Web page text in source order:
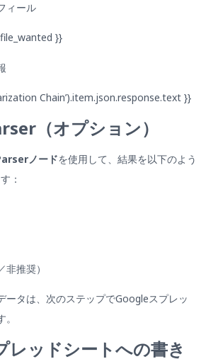
ール
}}
Chain’).item.json.response.text }}
（オプション）
ノードを使用して、結果を以下のよう
：
推奨）
ータは、次のステップでGoogleスプレッ
レッドシートへの書き